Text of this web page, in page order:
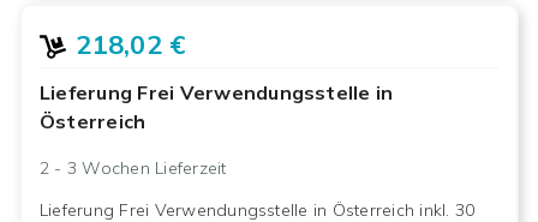
218,02 €
Lieferung Frei Verwendungsstelle in
Österreich
2 - 3 Wochen Lieferzeit
Lieferung Frei Verwendungsstelle in Österreich inkl. 30